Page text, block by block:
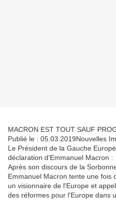
MACRON EST TOUT SAUF
Publié le : 05.03.2019Nouvelles
Le Président de la Gauche
déclaration d'Emmanuel Macron :
Après son discours de la
Emmanuel Macron tente une fois
un visionnaire de l'Europe et
des réformes pour l'Europe dans